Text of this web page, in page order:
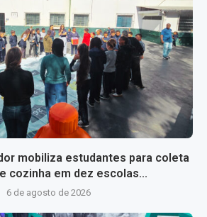
mobiliza estudantes para coleta
cozinha em dez escolas...
6 de agosto de 2026